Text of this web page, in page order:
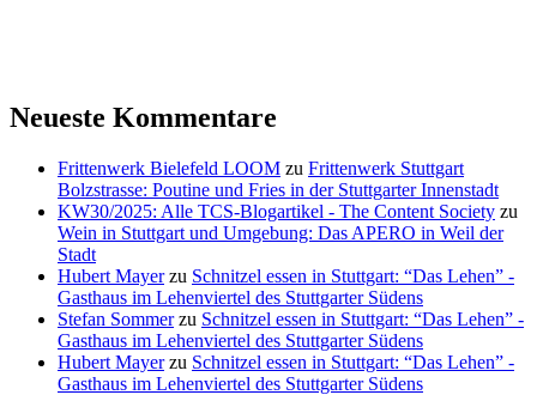
Neueste Kommentare
Frittenwerk Bielefeld LOOM zu Frittenwerk Stuttgart
Bolzstrasse: Poutine und Fries in der Stuttgarter Innenstadt
KW30/2025: Alle TCS-Blogartikel - The Content Society zu
Wein in Stuttgart und Umgebung: Das APERO in Weil der
Stadt
Hubert Mayerzu Schnitzel essen in Stuttgart: “Das Lehen” -
Gasthaus im Lehenviertel des Stuttgarter Südens
Stefan Sommerzu Schnitzel essen in Stuttgart: “Das Lehen” -
Gasthaus im Lehenviertel des Stuttgarter Südens
Hubert Mayerzu Schnitzel essen in Stuttgart: “Das Lehen” -
Gasthaus im Lehenviertel des Stuttgarter Südens